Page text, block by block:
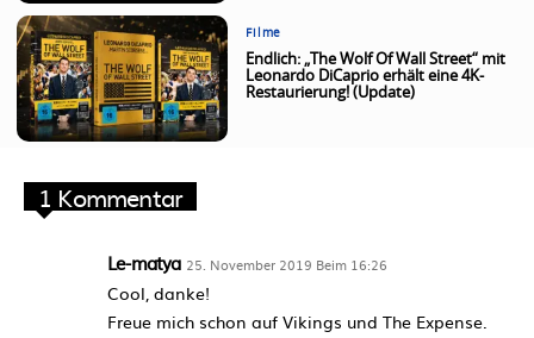
Filme
Endlich: „The Wolf Of Wall Street“ mit
Leonardo DiCaprio erhält eine 4K-
Restaurierung! (Update)
1 Kommentar
Le-matya 25. November 2019 Beim 16:26
Cool, danke!
Freue mich schon auf Vikings und The Expense.